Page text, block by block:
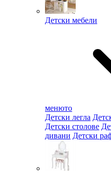
Детски мебели
менюто
Детски легла
Детски столове
дивани Детски